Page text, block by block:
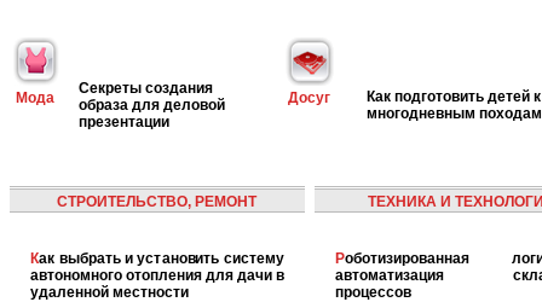
Мода
Секреты создания
образа для деловой
презентации
Досуг
Как подготовить детей к
многодневным походам
СТРОИТЕЛЬСТВО, РЕМОНТ
Как выбрать и установить систему
автономного отопления для дачи в
удаленной местности
ТЕХНИКА И
Роботизированная логистика:
автоматизация
процессов